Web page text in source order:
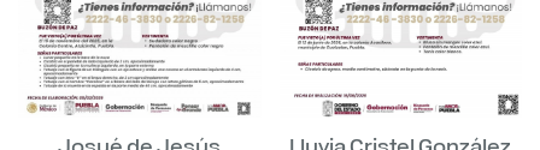
Josué de Jesús
Lluvia Cristel González